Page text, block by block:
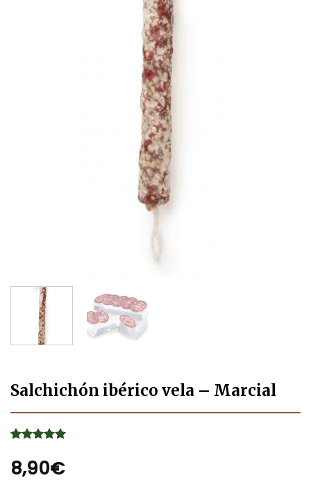
Salchichón ibérico vela – Marcial
con5de 5
en base a
8,90€